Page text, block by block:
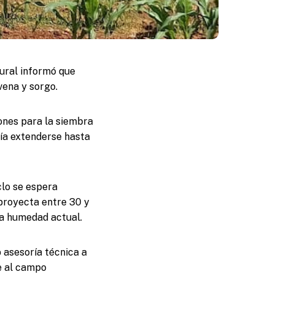
informó que
y sorgo.
para la siembra
extenderse hasta
se espera
entre 30 y
humedad actual.
asesoría técnica a
al campo